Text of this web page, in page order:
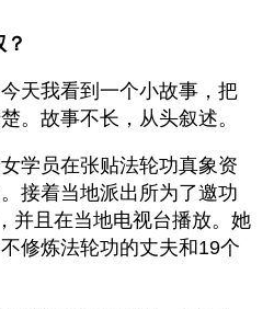
天我看到一个小故事，把
。故事不长，从头叙述。
学员在张贴法轮功真象资
接着当地派出所为了邀功
并且在当地电视台播放。她
修炼法轮功的丈夫和19个